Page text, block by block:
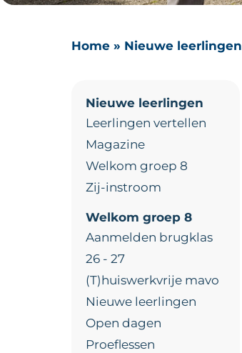
Home » Nieuwe leerlingen
Nieuwe leerlingen
Leerlingen vertellen
Magazine
Welkom groep 8
Zij-instroom
Welkom groep 8
Aanmelden brugklas
26 - 27
(T)huiswerkvrije mavo
Nieuwe leerlingen
Open dagen
Proeflessen